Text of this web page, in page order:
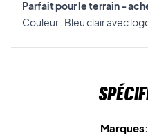
Parfait pour le terrain -
Couleur : Bleu clair avec
Marques: